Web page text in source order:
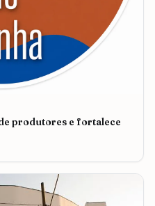
produtores e fortalece